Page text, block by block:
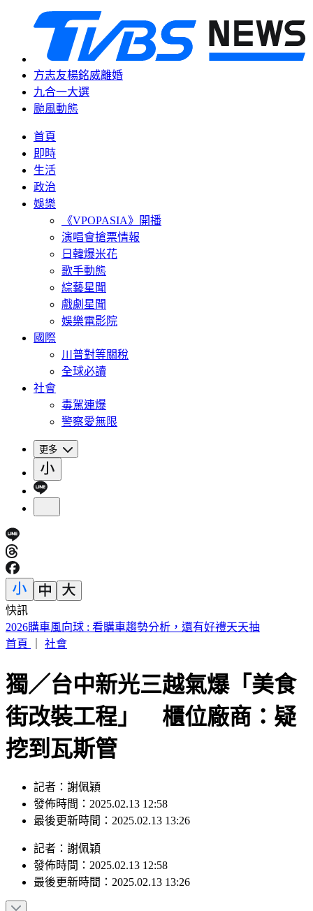
方志友楊銘威離婚
九合一大選
颱風動態
首頁
即時
生活
政治
娛樂
《VPOPASIA》開播
演唱會搶票情報
日韓爆米花
歌手動態
綜藝星聞
戲劇星聞
娛樂電影院
國際
川普對等關稅
全球必讀
社會
毒駕連爆
警察愛無限
更多
快訊
2026購車風向球 : 看購車趨勢分析，還有好禮天天抽
首頁
社會
獨／台中新光三越氣爆「美食
街改裝工程」 櫃位廠商：疑
挖到瓦斯管
記者：謝佩穎
發佈時間：2025.02.13 12:58
最後更新時間：2025.02.13 13:26
記者 ： 謝佩穎
發佈時間： 2025.02.13 12:58
最後更新時間： 2025.02.13 13:26